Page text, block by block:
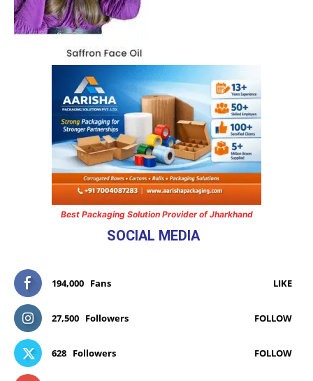
Best Packaging Solution Provider of Jharkhand
SOCIAL MEDIA
194,000 Fans LIKE
27,500 Followers FOLLOW
628 Followers FOLLOW